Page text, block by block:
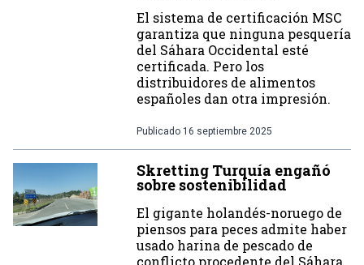
El sistema de certificación MSC
garantiza que ninguna pesquería
del Sáhara Occidental esté
certificada. Pero los
distribuidores de alimentos
españoles dan otra impresión.
Publicado 16 septiembre 2025
Skretting Turquía engañó
sobre sostenibilidad
El gigante holandés-noruego de
piensos para peces admite haber
usado harina de pescado de
conflicto procedente del Sáhara